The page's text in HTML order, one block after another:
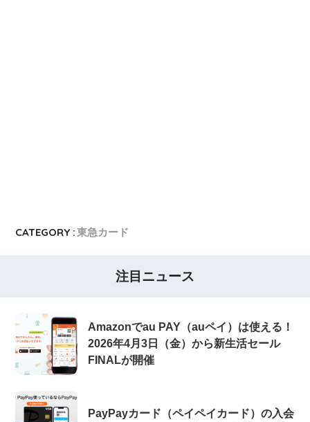
CATEGORY :東急カード
注目ニュース
Amazonでau PAY（auペイ）は使える！
2026年4月3日（金）から新生活セール
FINALが開催
PayPayカード（ペイペイカード）の入会